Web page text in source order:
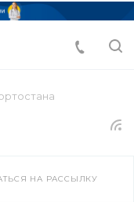
НА РАССЫЛКУ